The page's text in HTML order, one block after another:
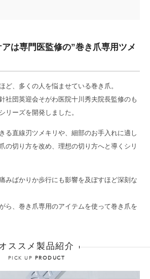
は専門医監修の”巻き爪専用ツメ
ど、多くの人を悩ませている巻き爪。
社団英迎会そがわ医院十川秀夫院長監修のも
リーズを開発しました。
る直線刃ツメキリや、細部のお手入れに適し
の切り方を改め、理想の切り方へと導くシリ
みばかりか歩行にも影響を及ぼすほど深刻な
ら、巻き爪専用のアイテムを使って巻き爪を
ススメ製品紹介
PICK UP PRODUCT